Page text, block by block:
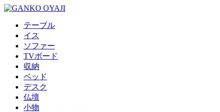
テーブル
イス
ソファー
TVボード
収納
ベッド
デスク
仏壇
小物